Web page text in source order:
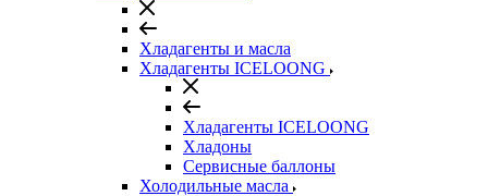
Хладагенты и масла
Хладагенты ICELOONG
Хладагенты ICELOONG
Хладоны
Сервисные баллоны
Холодильные масла